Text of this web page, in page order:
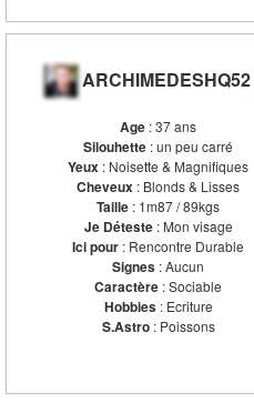
ARCHIMEDESHQ52
Age : 37 ans
Silouhette : un peu carré
Yeux : Noisette & Magnifiques
Cheveux : Blonds & Lisses
Taille : 1m87 / 89kgs
Je Déteste: Mon visage
Ici pour : Rencontre Durable
Signes : Aucun
Caractère : Sociable
Hobbies: Ecriture
S.Astro: Poissons